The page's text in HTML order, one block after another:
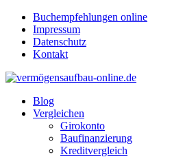
Buchempfehlungen online
Impressum
Datenschutz
Kontakt
Blog
Vergleichen
Girokonto
Baufinanzierung
Kreditvergleich